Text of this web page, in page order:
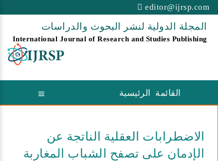
editor@ijrsp.com
المجلة الدولية لنشر البحوث والدراسات
International Journal of Research and Studies Publishing
القائمة الرئيسية
الاضطرابات العقلية الناتجة عن
الإدمان على تصفح الشباب المغاربة